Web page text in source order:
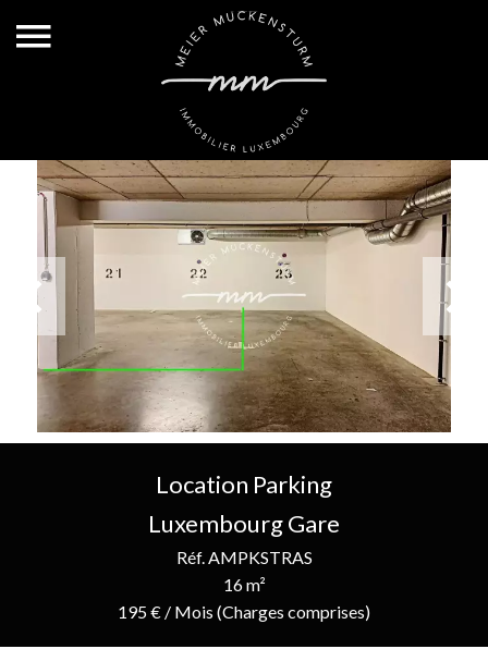
Location Parking
Luxembourg Gare
Réf. AMPKSTRAS
16 m²
195 € / Mois (Charges comprises)